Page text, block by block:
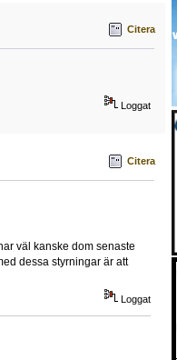
Citera
Loggat
Citera
väl kanske dom senaste
dessa styrningar är att
Loggat